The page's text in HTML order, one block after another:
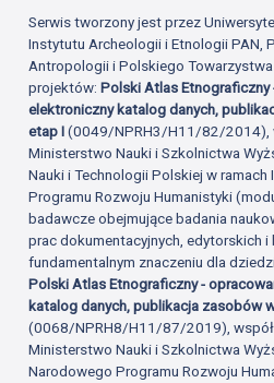
Serwis tworzony jest przez
Instytutu Archeologii i Etnologii PAN,
Antropologii i Polskiego
projektów:Polski Atlas Etnograficzny
elektroniczny katalog danych,
etap I(0049/NPRH3/H11/82/2014),
Ministerstwo Nauki i Szkolnictwa
Nauki i Technologii Polskiej w ramach
Programu Rozwoju Humanistyki
badawcze obejmujące badania
prac dokumentacyjnych, edytorskich i
fundamentalnym znaczeniu dla
Polski Atlas Etnograficzny -
katalog danych, publikacja zasobów
(0068/NPRH8/H11/87/2019),
Ministerstwo Nauki i Szkolnictwa
Narodowego Programu Rozwoju